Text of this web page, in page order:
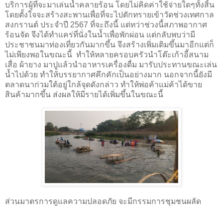
บริการผู้ที่จะมาเล่นน้ำคลายร้อน โดยไม่คิดค่าใช้จ่ายใดๆทั้งสิ้น
โดยตั้งใจจะสร้างสะพานเพื่อที่จะไปตักทรายเข้าวัดช่วงเทศกาล
สงกรานต์ ประจำปี 2567 ที่จะถึงนี้ แต่ทว่าช่วงนี้สภาพอากาศ
ร้อนจัด จึงได้ทำแคร่ที่นั่งในน้ำเพื่อพักผ่อน แต่กลับพบว่ามี
ประชาชนมาท่องเที่ยวกันมากขึ้น จึงสร้างเพิ่มเติมขึ้นมาอีกแต่ก็
ไม่เพียงพอในขณะนี้ ทำให้หลายครอบครัวนำโต๊ะเก้าอี้สนาม
เสื่อ ผ้ายาง มาปูแล้วนำอาหารเครื่องดื่ม มารับประทานขณะเล่น
น้ำไปด้วย ทำให้บรรยากาศคึกคักเป็นอย่างมาก นอกจากนี้ยังมี
ตลาดนาก่วมใต้อยู่ใกล้จุดดังกล่าว ทำให้พ่อค้าแม่ค้าได้ขาย
สินค้ามากขึ้น ส่งผลให้มีรายได้เพิ่มขึ้นในขณะนี้
ส่วนมาตรการดูแลความปลอดภัย จะมีกรรมการชุมชนผลัด